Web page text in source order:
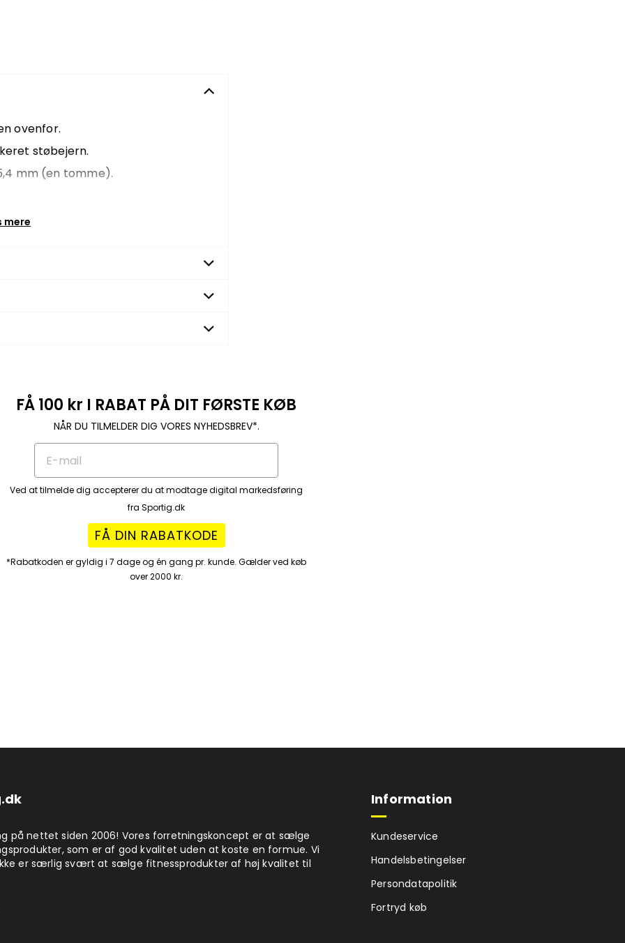
ovenfor.
støbejern.
mm (en tomme).
mere
FÅ 100 kr I RABAT PÅ DIT FØRSTE KØB
NÅR DU TILMELDER DIG VORES NYHEDSBREV*.
Ved at tilmelde dig accepterer du at modtage digital markedsføring
fra Sportig.dk
FÅ DIN RABATKODE
*Rabatkoden er gyldig i 7 dage og én gang pr. kunde. Gælder ved køb
over 2000 kr.
på nettet siden 2006! Vores forretningskoncept er at sælge
som er af god kvalitet uden at koste en formue. Vi
er særlig svært at sælge fitnessprodukter af høj kvalitet til
Information
Kundeservice
Handelsbetingelser
Persondatapolitik
Fortryd køb